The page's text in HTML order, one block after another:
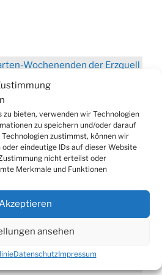
zu bieten, verwenden wir Technologien
zu speichern und/oder darauf
zustimmst, können wir
eindeutige IDs auf dieser Website
nicht erteilst oder
Merkmale und Funktionen
ansehen
DatenschutzImpressum
Wochenenden der Erzquell
in der Ortsmitte
in Helmerhausen
Volleyball-Turnier
in Hengstenberg
im Burghaus